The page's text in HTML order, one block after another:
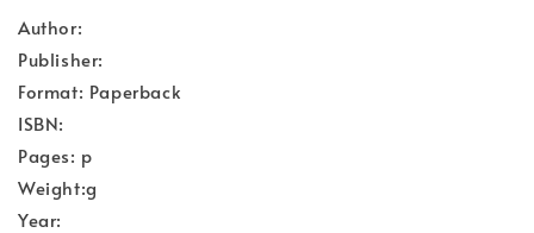
Author:
Publisher:
Format: Paperback
ISBN:
Pages: p
Weight:g
Year: